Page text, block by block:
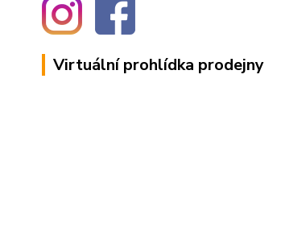
Virtuální prohlídka prodejny